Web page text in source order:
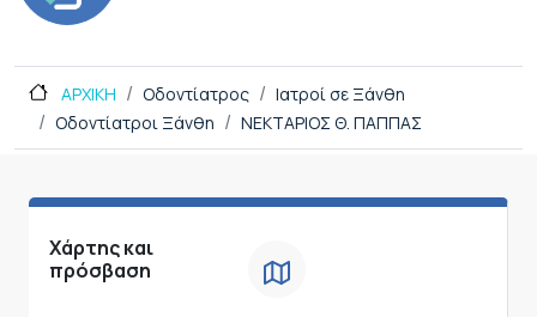
ΑΡΧΙΚΗ Οδοντίατρος
Ιατροί σε Ξάνθη
Οδοντίατροι Ξάνθη
ΝΕΚΤΑΡΙΟΣ Θ. ΠΑΠΠΑΣ
Χάρτης και
πρόσβαση